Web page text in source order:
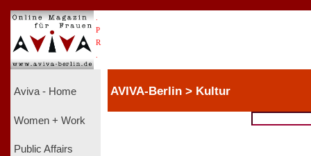
P
R
Aviva - Home
Women + Work
Public Affairs
AVIVA-Berlin > Kultur